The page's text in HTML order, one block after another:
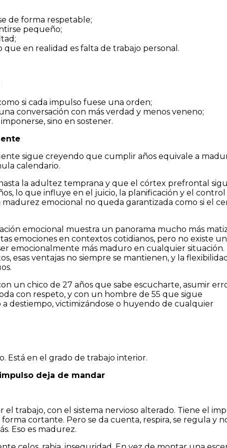
de forma respetable;
pequeño;
que en realidad es falta de trabajo personal.
si cada impulso fuese una orden;
conversación con más verdad y menos veneno;
sino en sostener.
sigue creyendo que cumplir años equivale a
calendario.
la adultez temprana y que el córtex prefrontal
lo que influye en el juicio, la planificación y el control
emocional no queda garantizada como si el
emocional muestra un panorama mucho más
emociones en contextos cotidianos, pero no existe
emocionalmente más maduro en cualquier situación.
esas ventajas no siempre se mantienen, y la flexibilidad
un chico de 27 años que sabe escucharte, asumir
con respeto, y con un hombre de 55 que sigue
destiempo, victimizándose o huyendo de cualquier
Está en el grado de trabajo interior.
deja de mandar
trabajo, con el sistema nervioso alterado. Tiene el
cortante. Pero se da cuenta, respira, se regula y
Eso es madurez.